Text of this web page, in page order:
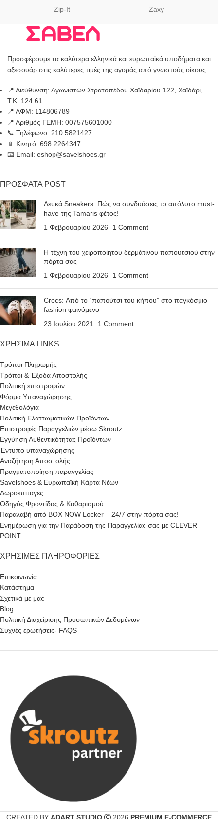
Zip-It Zaxy
Προσφέρουμε τα καλύτερα ελληνικά και ευρωπαϊκά υποδήματα και
αξεσουάρ στις καλύτερες τιμές της αγοράς από γνωστούς οίκους.
📍 Διεύθυνση: Αγωνιστών Στρατοπέδου Χαϊδαρίου 122, Χαϊδάρι,
Τ.Κ. 124 61
📍 ΑΦΜ: 114806789
📍 Αριθμός ΓΕΜΗ: 007575601000
📞 Τηλέφωνο: 210 5821427
📱 Κινητό: 698 2264347
📧 Email: eshop@savelshoes.gr
ΠΡΟΣΦΑΤΑ POST
Λευκά Sneakers: Πώς να συνδυάσεις το απόλυτο must-
have της Tamaris φέτος!
1 Φεβρουαρίου 2026
1 Comment
Η τέχνη του χειροποίητου δερμάτινου παπουτσιού στην
πόρτα σας
1 Φεβρουαρίου 2026
1 Comment
Crocs: Από το “παπούτσι του κήπου” στο παγκόσμιο
fashion φαινόμενο
23 Ιουλίου 2021
1 Comment
ΧΡΗΣΙΜΑ LINKS
Τρόποι Πληρωμής
Τρόποι & Έξοδα Αποστολής
Πολιτική επιστροφών
Φόρμα Υπαναχώρησης
Μεγεθολόγια
Πολιτική Ελαττωματικών Προϊόντων
Επιστροφές Παραγγελιών μέσω Skroutz
Εγγύηση Αυθεντικότητας Προϊόντων
Έντυπο υπαναχώρησης
Αναζήτηση Αποστολής
Πραγματοποίηση παραγγελίας
Savelshoes & Ευρωπαϊκή Κάρτα Νέων
Δωροεπιταγές
Οδηγός Φροντίδας & Καθαρισμού
Παραλαβή από BOX NOW Locker – 24/7 στην πόρτα σας!
Ενημέρωση για την Παράδοση της Παραγγελίας σας με CLEVER
POINT
ΧΡΉΣΙΜΕΣ ΠΛΗΡΟΦΟΡΊΕΣ
Επικοινωνία
Κατάστημα
Σχετικά με μας
Blog
Πολιτική Διαχείρισης Προσωπικών Δεδομένων
Συχνές ερωτήσεις- FAQS
CREATED BY ADART STUDIO 2026 PREMIUM E-COMMERCE